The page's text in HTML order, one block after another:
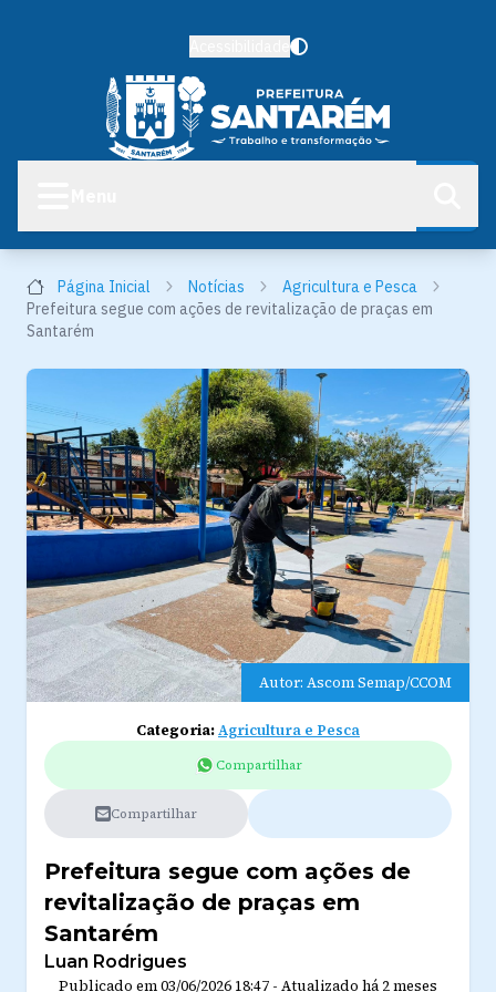
Página Inicial Notícias
Agricultura e Pesca
Prefeitura segue com ações de revitalização de praças em
Santarém
Autor: Ascom Semap/CCOM
Categoria:Agricultura e Pesca
Compartilhar
Compartilhar
Prefeitura segue com ações de
revitalização de praças em
Santarém
Luan Rodrigues
Publicado em03/06/2026 18:47 - Atualizado há 2 meses